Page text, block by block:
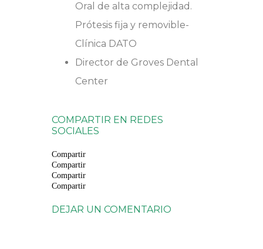
Oral de alta complejidad.
Prótesis fija y removible-
Clínica DATO
Director de Groves Dental
Center
COMPARTIR EN REDES
SOCIALES
Compartir
Compartir
Compartir
Compartir
DEJAR UN COMENTARIO